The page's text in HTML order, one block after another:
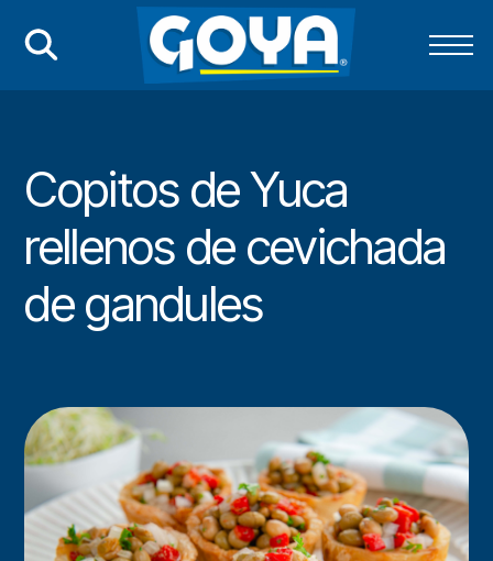
Copitos de Yuca
rellenos de cevichada
de gandules